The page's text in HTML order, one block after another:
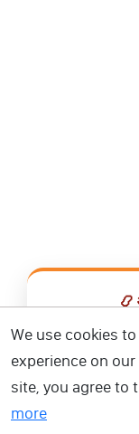
📿
सभी व्रत,
We use cookies
experience on
site, you agree to
more